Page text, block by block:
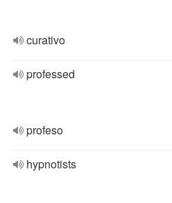
curativo
professed
profeso
hypnotists